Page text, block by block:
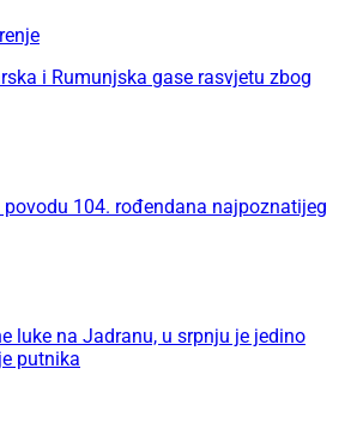
i Rumunjska gase rasvjetu zbog
104. rođendana najpoznatijeg
luke na Jadranu, u srpnju je jedino
putnika